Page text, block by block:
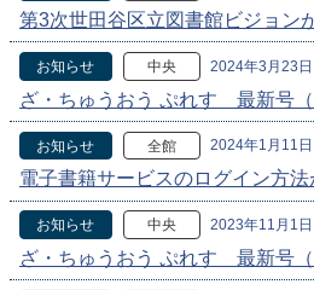
第3次世田谷区立図書館ビジョン
お知らせ 中央 2024年3月23日
ざ・ちゅうおう ぷれす 最新号（
お知らせ 全館 2024年1月11日
電子書籍サービスのログイン方法
お知らせ 中央 2023年11月1日
ざ・ちゅうおう ぷれす 最新号（